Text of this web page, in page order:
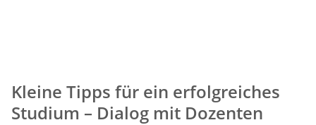
Kleine Tipps für ein erfolgreiches
Studium – Dialog mit Dozenten